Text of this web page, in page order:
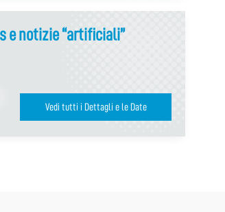
e notizie “artificiali”
Vedi tutti i Dettagli e le Date